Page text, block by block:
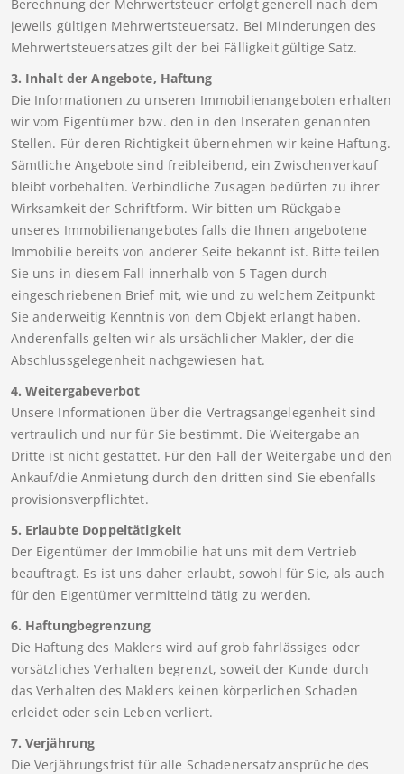
Berechnung der Mehrwertsteuer erfolgt generell nach dem
jeweils gültigen Mehrwertsteuersatz. Bei Minderungen des
Mehrwertsteuersatzes gilt der bei Fälligkeit gültige Satz.
3. Inhalt der Angebote, Haftung
Die Informationen zu unseren Immobilienangeboten erhalten
wir vom Eigentümer bzw. den in den Inseraten genannten
Stellen. Für deren Richtigkeit übernehmen wir keine Haftung.
Sämtliche Angebote sind freibleibend, ein Zwischenverkauf
bleibt vorbehalten. Verbindliche Zusagen bedürfen zu ihrer
Wirksamkeit der Schriftform. Wir bitten um Rückgabe
unseres Immobilienangebotes falls die Ihnen angebotene
Immobilie bereits von anderer Seite bekannt ist. Bitte teilen
Sie uns in diesem Fall innerhalb von 5 Tagen durch
eingeschriebenen Brief mit, wie und zu welchem Zeitpunkt
Sie anderweitig Kenntnis von dem Objekt erlangt haben.
Anderenfalls gelten wir als ursächlicher Makler, der die
Abschlussgelegenheit nachgewiesen hat.
4. Weitergabeverbot
Unsere Informationen über die Vertragsangelegenheit sind
vertraulich und nur für Sie bestimmt. Die Weitergabe an
Dritte ist nicht gestattet. Für den Fall der Weitergabe und den
Ankauf/die Anmietung durch den dritten sind Sie ebenfalls
provisionsverpflichtet.
5. Erlaubte Doppeltätigkeit
Der Eigentümer der Immobilie hat uns mit dem Vertrieb
beauftragt. Es ist uns daher erlaubt, sowohl für Sie, als auch
für den Eigentümer vermittelnd tätig zu werden.
6. Haftungbegrenzung
Die Haftung des Maklers wird auf grob fahrlässiges oder
vorsätzliches Verhalten begrenzt, soweit der Kunde durch
das Verhalten des Maklers keinen körperlichen Schaden
erleidet oder sein Leben verliert.
7. Verjährung
Die Verjährungsfrist für alle Schadenersatzansprüche des